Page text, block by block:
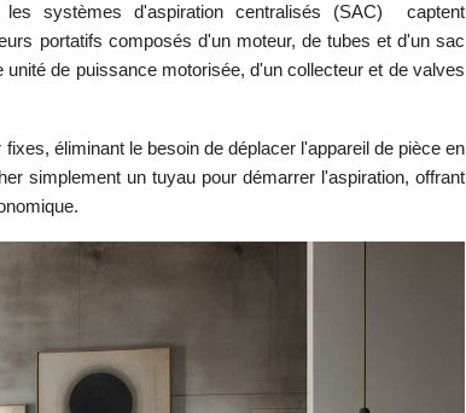
systèmes d'aspiration centralisés (SAC) captent
portatifs composés d'un moteur, de tubes et d'un sac
de puissance motorisée, d'un collecteur et de valves
éliminant le besoin de déplacer l'appareil de pièce en
simplement un tuyau pour démarrer l'aspiration, offrant